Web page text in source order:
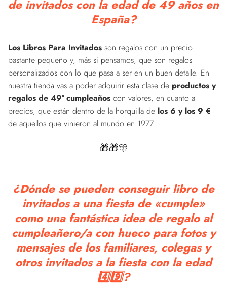
de invitados con la edad de 49 años en
España?
Los Libros Para Invitados son regalos con un precio
bastante pequeño y, más si pensamos, que son regalos
personalizados con lo que pasa a ser en un buen detalle. En
nuestra tienda vas a poder adquirir esta clase de productos y
regalos de 49º cumpleaños con valores, en cuanto a
precios, que están dentro de la horquilla de los 6 y los 9 €
de aquellos que vinieron al mundo en 1977.
🎁🎁🎊
¿Dónde se pueden conseguir libro de
invitados a una fiesta de «cumple»
como una fantástica idea de regalo al
cumpleañero/a con hueco para fotos y
mensajes de los familiares, colegas y
otros invitados a la fiesta con la edad
4️⃣9️⃣?